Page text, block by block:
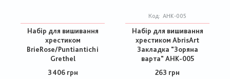
Набір для вишивання
хрестиком
BrieRose/Puntiantichi
Grethel
3406 грн
Код: AHK-005
Набір для вишивання
хрестиком AbrisArt
Закладка "Зоряна
варта" AHK-005
263 грн